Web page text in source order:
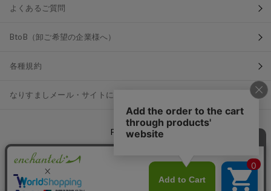
よくあるご質問
BtoB（卸ご希望の企業様へ）
各種規約
なりすましメール・サイトにご注意ください
FOLLOW US